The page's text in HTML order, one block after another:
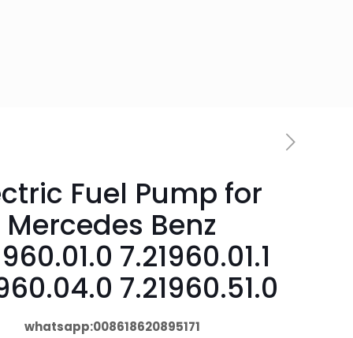
Fuel Pump for
Mercedes Benz
7.21960.01.1
7.21960.51.0
whatsapp:008618620895171